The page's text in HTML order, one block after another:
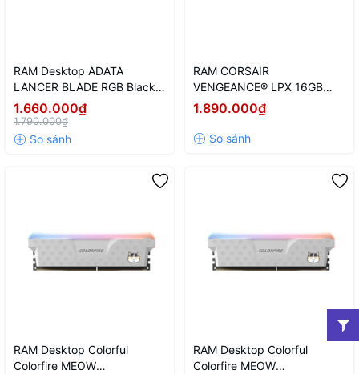
RAM Desktop ADATA
LANCER BLADE RGB Black
(AX5U6000C4816G-
SLABRBK) 16GB (1x16GB)
DDR5 6000MHz
1.660.000₫
1.790.000₫
RAM CORSAIR
VENGEANCE® LPX 16GB
(1x16GB) DDR4 3200Mhz
1.890.000₫
RAM Desktop Colorful
Colorfire MEOW
RAM Desktop Colorful
Colorfire MEOW